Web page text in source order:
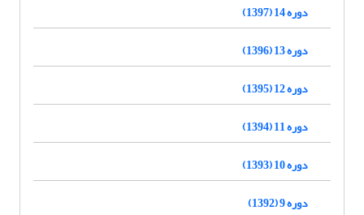
دوره 14 (1397)
دوره 13 (1396)
دوره 12 (1395)
دوره 11 (1394)
دوره 10 (1393)
دوره 9 (1392)